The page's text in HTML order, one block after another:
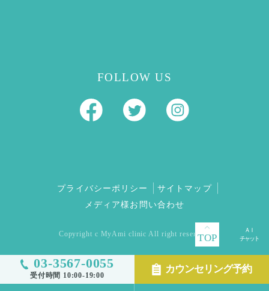
TOP
03-3567-0055
受付時間 10:00-19:00
カウンセリング予約
FOLLOW US
プライバシーポリシー
サイトマップ
メディア様お問い合わせ
Copyright c MyAmi clinic All right reserved.